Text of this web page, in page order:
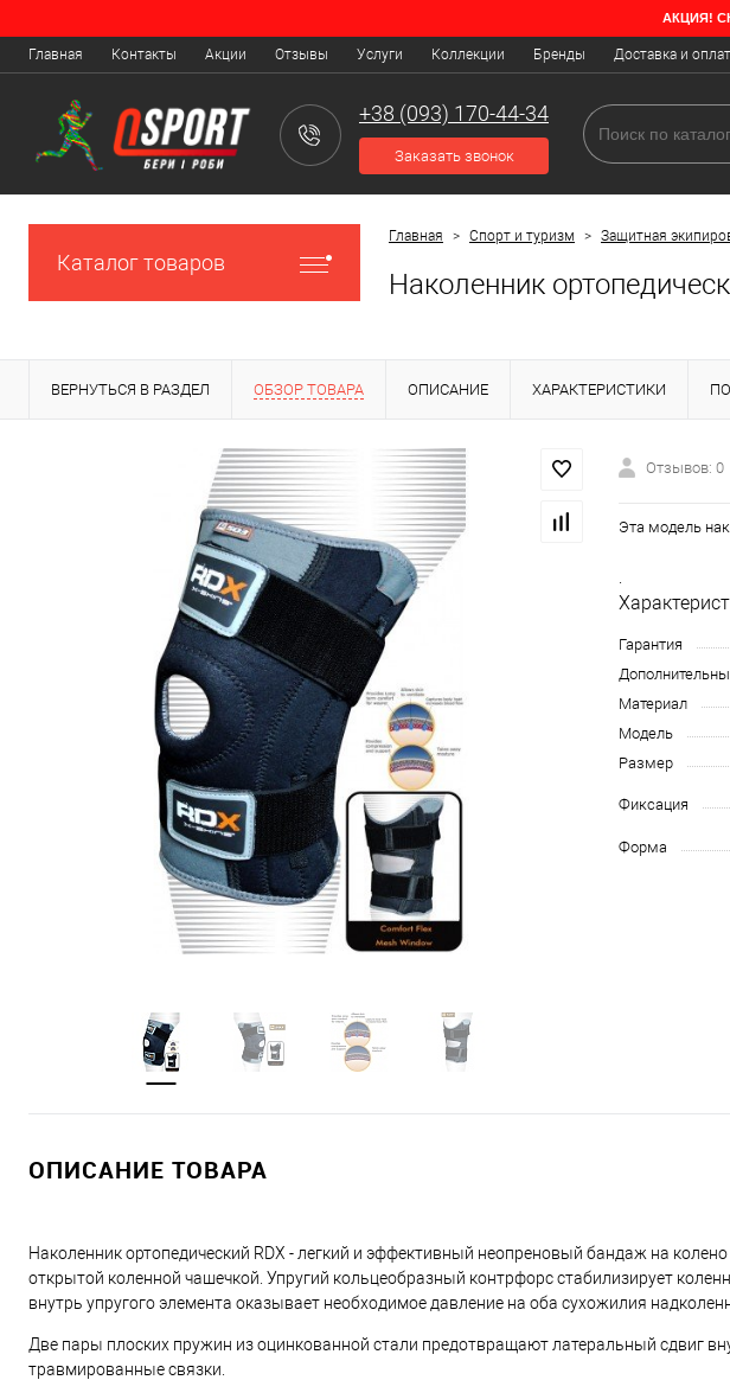
АКЦИЯ!
Главная Контакты Акции Отзывы Услуги Коллекции Бренды Доставка и
+38 (093) 170-44-34
Заказать звонок
Каталог товаров
Главная > Спорт и туризм > Защитная
Наколенник
ВЕРНУТЬСЯ В РАЗДЕЛ ОБЗОР ТОВАРА ОПИСАНИЕ ХАРАКТЕРИСТИКИ
Отзывов: 0
Эта модель
Гарантия
Материал
Модель
Размер
Фиксация
Форма
ОПИСАНИЕ ТОВАРА
Наколенник ортопедический RDX - легкий и эффективный неопреновый бандаж на
открытой коленной чашечкой. Упругий кольцеобразный контрфорс стабилизирует
внутрь упругого элемента оказывает необходимое давление на оба сухожилия
Две пары плоских пружин из оцинкованной стали предотвращают латеральный сдвиг
травмированные связки.